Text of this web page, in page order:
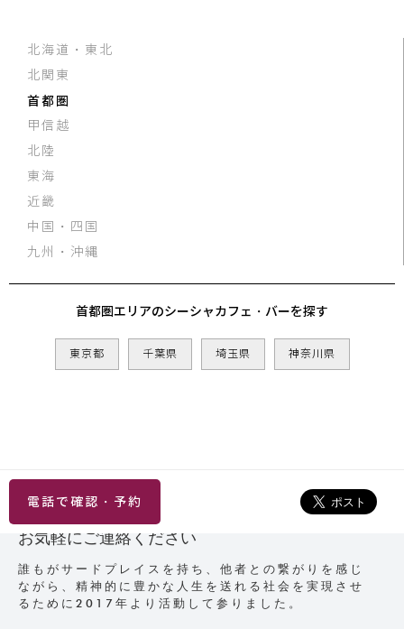
北海道・東北
北関東
首都圏
甲信越
北陸
東海
近畿
中国・四国
九州・沖縄
首都圏エリアのシーシャカフェ・バーを探す
東京都 千葉県 埼玉県 神奈川県
電話で確認・予約
お気軽にご連絡ください
誰もがサードプレイスを持ち、他者との繋がりを感じ
ながら、精神的に豊かな人生を送れる社会を実現させ
るために2017年より活動して参りました。